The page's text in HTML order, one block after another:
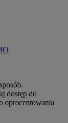
dostęp do
oprocentowania